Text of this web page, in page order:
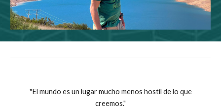
"El mundo es un lugar mucho menos hostil de lo que
creemos."